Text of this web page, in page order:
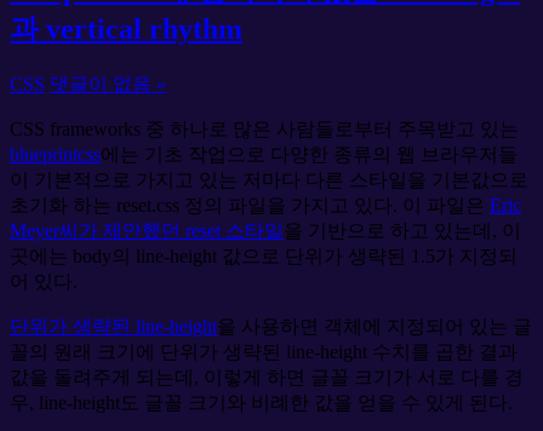
과 vertical rhythm
CSS 댓글이 없음 »
CSS frameworks 중 하나로 많은 사람들로부터 주목받고 있는
blueprintcss에는 기초 작업으로 다양한 종류의 웹 브라우저들
이 기본적으로 가지고 있는 저마다 다른 스타일을 기본값으로
초기화 하는 reset.css 정의 파일을 가지고 있다. 이 파일은 Eric
Meyer씨가 제안했던 reset 스타일을 기반으로 하고 있는데, 이
곳에는 body의 line-height 값으로 단위가 생략된 1.5가 지정되
어 있다.
단위가 생략된 line-height을 사용하면 객체에 지정되어 있는 글
꼴의 원래 크기에 단위가 생략된 line-height 수치를 곱한 결과
값을 돌려주게 되는데, 이렇게 하면 글꼴 크기가 서로 다를 경
우, line-height도 글꼴 크기와 비례한 값을 얻을 수 있게 된다.